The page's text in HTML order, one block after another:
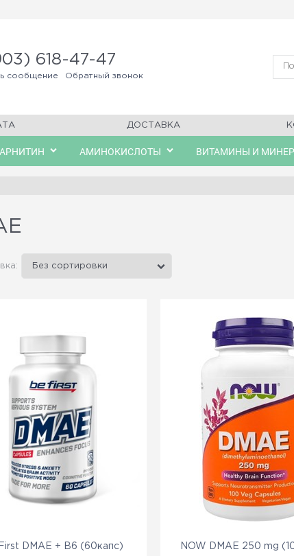
618-47-47
сообщение Обратный звонок
ДОСТАВКА
АМИНОКИСЛОТЫ ВИТАМИНЫ И
DMAE + B6 (60капс) NOW DMAE 250 mg